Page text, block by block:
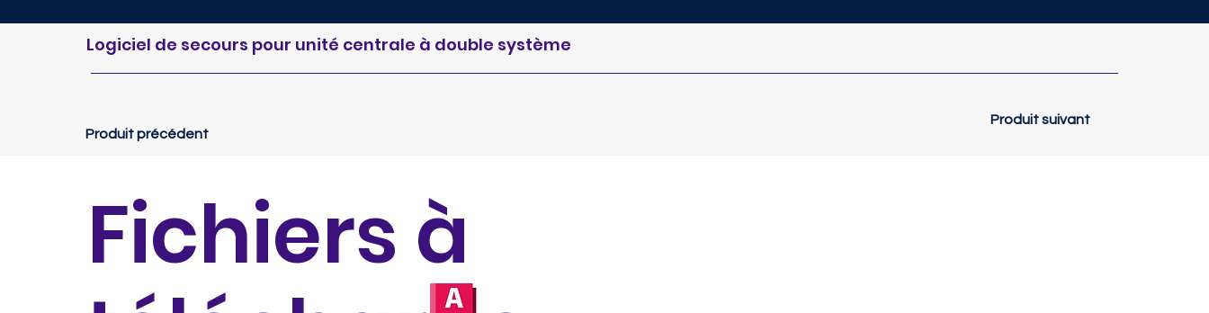
Logiciel de secours pour unité centrale à double système
Produit précédent
Produit suivant
Fichiers à